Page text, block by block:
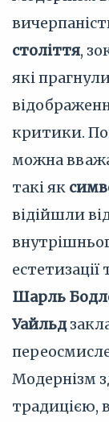
століття,
які
критики.
можна
такі як
відійшли
Шарль
Уайльд
Модернізм
традицією,